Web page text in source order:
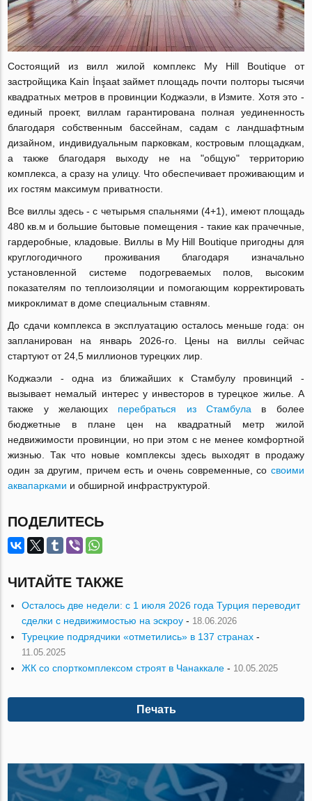
Состоящий из вилл жилой комплекс My Hill Boutique от
застройщика Kain İnşaat займет площадь почти полторы тысячи
квадратных метров в провинции Коджаэли, в Измите. Хотя это -
единый проект, виллам гарантирована полная уединенность
благодаря собственным бассейнам, садам с ландшафтным
дизайном, индивидуальным парковкам, костровым площадкам,
а также благодаря выходу не на "общую" территорию
комплекса, а сразу на улицу. Что обеспечивает проживающим и
их гостям максимум приватности.
Все виллы здесь - с четырьмя спальнями (4+1), имеют площадь
480 кв.м и большие бытовые помещения - такие как прачечные,
гардеробные, кладовые. Виллы в My Hill Boutique пригодны для
круглогодичного проживания благодаря изначально
установленной системе подогреваемых полов, высоким
показателям по теплоизоляции и помогающим корректировать
микроклимат в доме специальным ставням.
До сдачи комплекса в эксплуатацию осталось меньше года: он
запланирован на январь 2026-го. Цены на виллы сейчас
стартуют от 24,5 миллионов турецких лир.
Коджаэли - одна из ближайших к Стамбулу провинций -
вызывает немалый интерес у инвесторов в турецкое жилье. А
также у желающих перебраться из Стамбула в более
бюджетные в плане цен на квадратный метр жилой
недвижимости провинции, но при этом с не менее комфортной
жизнью. Так что новые комплексы здесь выходят в продажу
один за другим, причем есть и очень современные, со своими
аквапарками и обширной инфраструктурой.
ПОДЕЛИТЕСЬ
ЧИТАЙТЕ ТАКЖЕ
Осталось две недели: с 1 июля 2026 года Турция переводит
сделки с недвижимостью на эскроу - 18.06.2026
Турецкие подрядчики «отметились» в 137 странах -
11.05.2025
ЖК со спорткомплексом строят в Чанаккале - 10.05.2025
Печать